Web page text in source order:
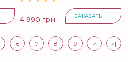
4 990 грн. ЗАКАЗАТЬ
6 7 8 9 > >|